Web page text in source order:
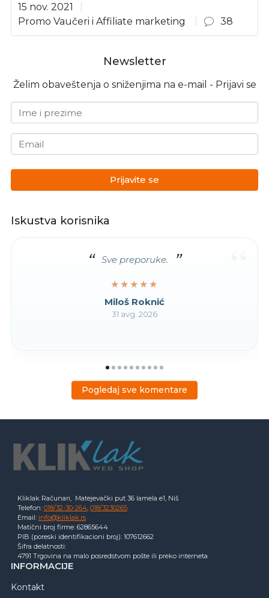
15 nov. 2021
Promo Vaučeri i Affiliate marketing
38
Newsletter
Želim obaveštenja o sniženjima na e-mail - Prijavi se
Ime i prezime
Email
Prijavite se
Iskustva korisnika
Sve preporuke.
★★★★★
★★★★★
Miloš Roknić
31 avg. 2026
Pogledaj sve komentare
Kliklak Računari, Matejevački put 36 lamela e1, Niš
Telefon: 018/32-30-264, 018/3230265
Email: info@kliklak.rs
Matični broj firme: 62865644
PIB (poreski identifikacioni broj): 107612662
Šifra delatnosti:
4791 Trgovina na malo posredstvom pošte ili preko interneta
INFORMACIJE
Kontakt